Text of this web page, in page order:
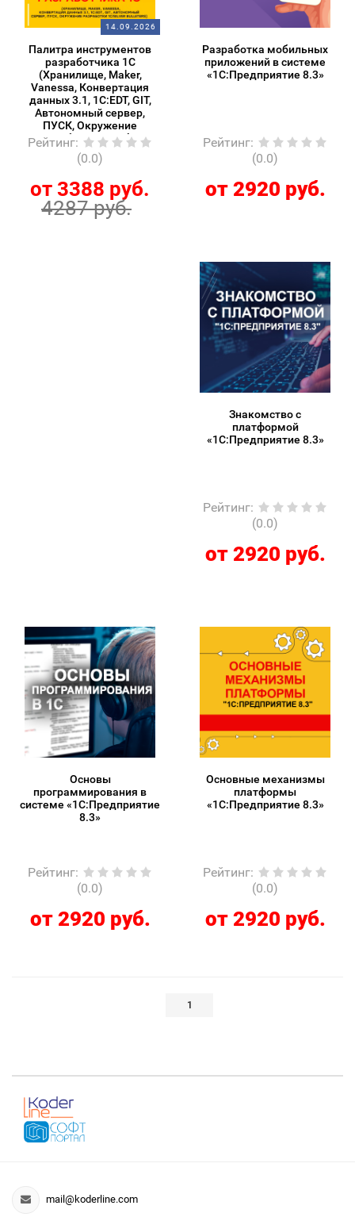
14.09.2026
Палитра инструментов
разработчика 1С
(Хранилище, Maker,
Vanessa, Конвертация
данных 3.1, 1C:EDT, GIT,
Автономный сервер,
ПУСК, Окружение
разработки 1С/Silver
Bulleters)
Рейтинг:
(0.0)
от 3388 руб.
4287 руб.
Разработка мобильных
приложений в системе
«1С:Предприятие 8.3»
Рейтинг:
(0.0)
от 2920 руб.
Знакомство с
платформой
«1C:Предприятие 8.3»
Рейтинг:
(0.0)
от 2920 руб.
Основы
программирования в
системе «1C:Предприятие
8.3»
Рейтинг:
(0.0)
от 2920 руб.
Основные механизмы
платформы
«1С:Предприятие 8.3»
Рейтинг:
(0.0)
от 2920 руб.
1
mail@koderline.com